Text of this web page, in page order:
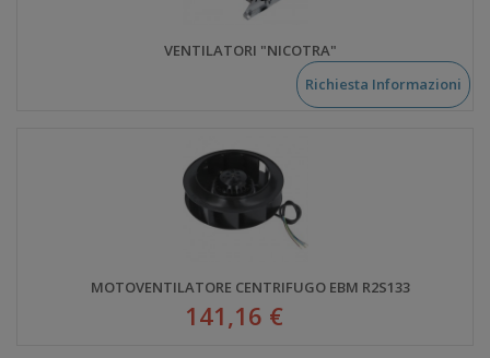
VENTILATORI "NICOTRA"
Richiesta Informazioni
MOTOVENTILATORE CENTRIFUGO EBM R2S133
141,16 €